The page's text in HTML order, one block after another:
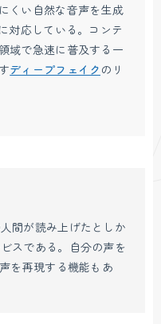
くい自然な音声を生成
対応している。コンテ
域で急速に普及する一
ディープフェイク のリ
間が読み上げたとしか
スである。自分の声を
を再現する機能もあ